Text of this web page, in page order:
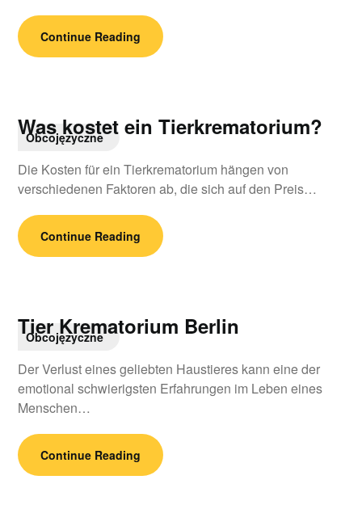
Continue Reading
Obcojęzyczne
Was kostet ein Tierkrematorium?
Die Kosten für ein Tierkrematorium hängen von
verschiedenen Faktoren ab, die sich auf den Preis…
Continue Reading
Obcojęzyczne
Tier Krematorium Berlin
Der Verlust eines geliebten Haustieres kann eine der
emotional schwierigsten Erfahrungen im Leben eines
Menschen…
Continue Reading